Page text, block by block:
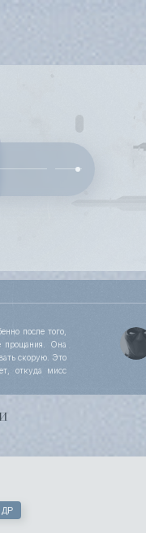
после того,
прощания. Она
скорую. Это
откуда мисс